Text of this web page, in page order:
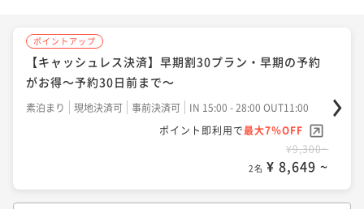
ポイントアップ
【キャッシュレス決済】リラックスバスタイムプラン
～ジルスチュアートバスセット付きプラン（朝食付
朝食付き 現地決済可
IN 15:00 - 24:00 OUT12:00
ポイント即利用で 最大4％OFF
¥12,580~
¥ 12,076 ~
ポイントアップ
【直前割】ベストレートプラン【朝食付き】柏駅東口
徒歩4分
朝食付き 現地決済可 事前決済可
IN 15:00 - 29:00 OUT11:00
ポイント即利用で 最大7％OFF
¥11,180~
2名 ¥ 10,397 ~
ポイントアップ
【キャッシュレス決済】翌日はゆっくり･･･13時チェッ
クアウトプラン（食事なし）
素泊まり 現地決済可
IN 15:00 - 24:00 OUT13:00
ポイント即利用で最大4％OFF
¥10,680~
2名 ¥ 10,252 ~
ポイントアップ
【キャッシュレス決済】早期割30プラン・早期の予約
がお得～予約30日前まで～
素泊まり 現地決済可 事前決済可
IN 15:00 - 28:00 OUT11:00
ポイント即利用で最大7％OFF
¥9,300~
2名 ¥ 8,649 ~